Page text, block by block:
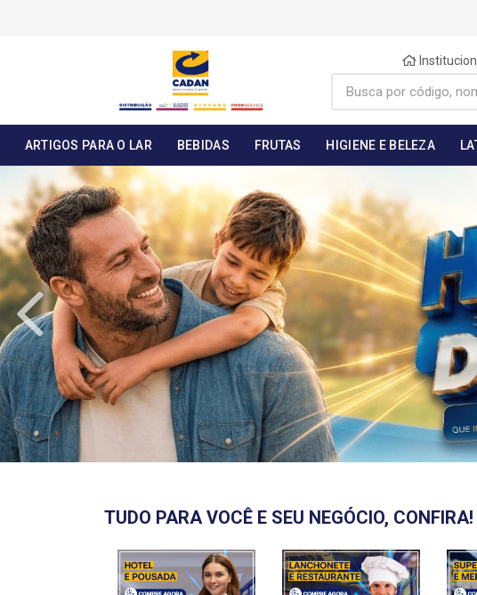
ARTIGOS PARA O LAR BEBIDAS FRUTAS HIGIENE E BELEZA
TUDO PARA VOCÊ E SEU NEGÓCIO, CONFIRA!